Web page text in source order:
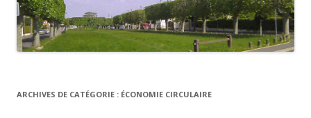
ARCHIVES DE CATÉGORIE : ÉCONOMIE CIRCULAIRE